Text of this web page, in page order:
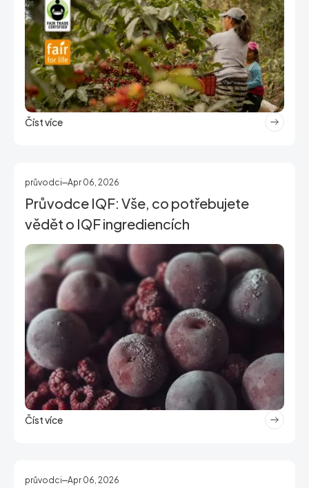
Číst více
průvodci Apr 06, 2026
Průvodce IQF: Vše, co potřebujete
vědět o IQF ingrediencích
Číst více
průvodci Apr 06, 2026